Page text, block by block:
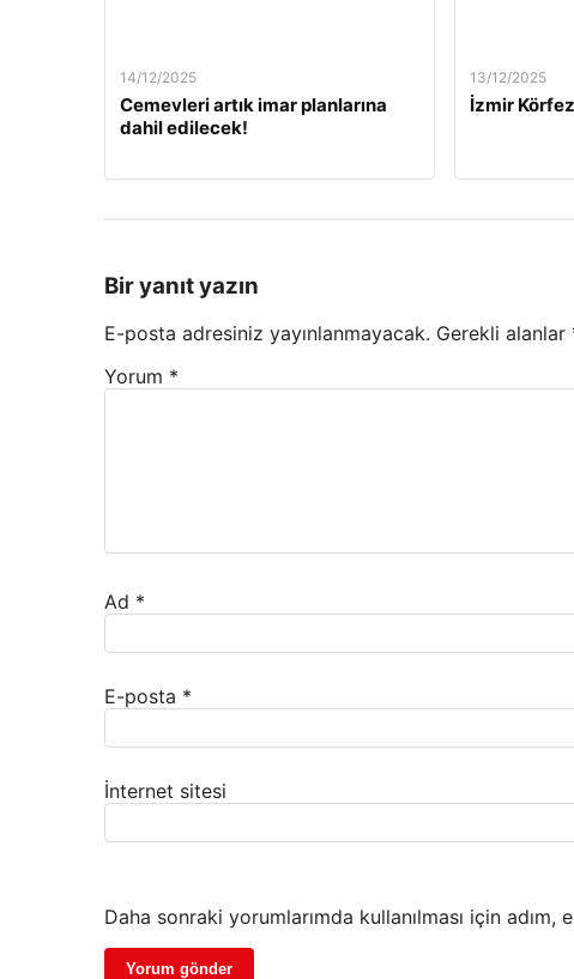
14/12/2025
Cemevleri artık imar planlarına
dahil edilecek!
13/12/2025
İzmir
Bir yanıt yazın
E-posta adresiniz yayınlanmayacak. Gerekli alanlar
Yorum *
Ad *
E-posta *
İnternet sitesi
Daha sonraki yorumlarımda kullanılması için